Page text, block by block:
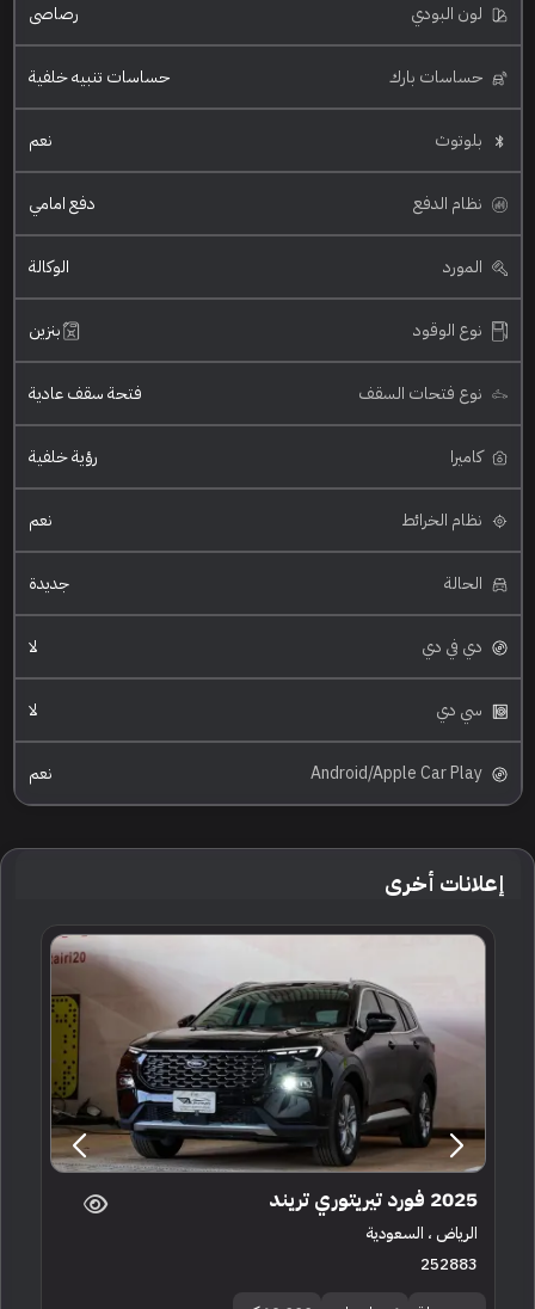
لون البودي رصاصي
حساسات بارك حساسات تنبيه خلفية
بلوتوث نعم
نظام الدفع دفع امامي
المورد الوكالة
نوع الوقود بنزين
نوع فتحات السقف فتحة سقف عادية
كاميرا رؤية خلفية
نظام الخرائط نعم
الحالة جديدة
دي في دي لا
سي دي لا
Android/Apple Car Play نعم
إعلانات أخرى
2025 فورد تيريتوري تريند
الرياض ، السعودية
252883